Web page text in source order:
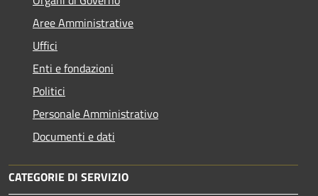
Aree Amministrative
Uffici
Enti e fondazioni
Politici
Personale Amministrativo
Documenti e dati
CATEGORIE DI SERVIZIO